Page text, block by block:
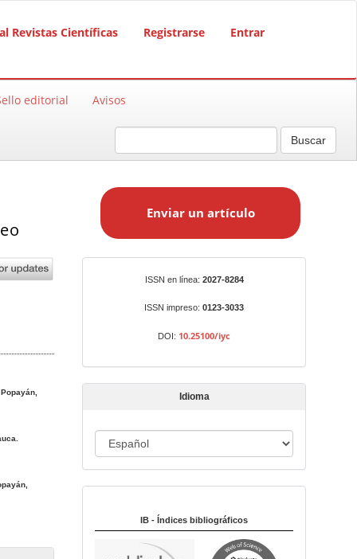
Revistas Científicas Registrarse Entrar
editorial Avisos
Buscar
a
t
í
o
Enviar un artículo
ISSN en línea: 2027-8284
ISSN impreso: 0123-3033
DOI: 10.25100/iyc
Idioma
d
m
IB - Índices bibliográficos